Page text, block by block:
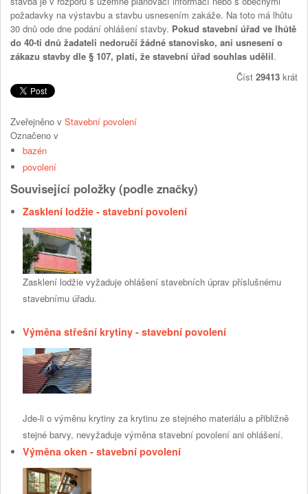
požadavky na výstavbu a stavbu usnesením zakáže. Na toto má lhůtu
30 dnů ode dne podání ohlášení stavby. Pokud stavební úřad ve lhůtě
do 40-ti dnů žadateli nedoručí žádné stanovisko, ani usnesení o
zákazu stavby dle § 107, platí, že stavební úřad souhlas udělil.
Číst 29413 krát
Zveřejněno v Stavební povolení
Označeno v
bazén
povolení
Související položky (podle značky)
Zasklení lodžie - stavební povolení
Zasklení lodžie vyžaduje ohlášení stavebních úprav příslušnému
stavebnímu úřadu.
Výměna střešní krytiny - stavební povolení
Jde-li o výměnu krytiny za krytinu ze stejného materiálu a přibližně
stejné barvy, nevyžaduje výměna stavební povolení ani ohlášení.
Výměna oken - stavební povolení